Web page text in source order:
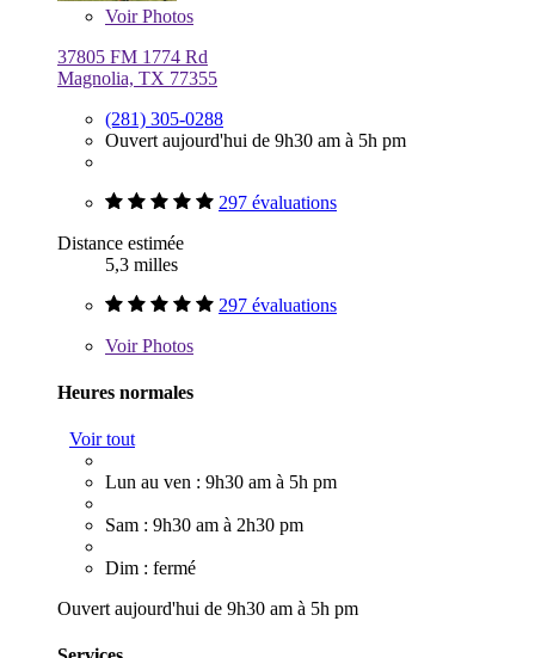
VoirPhotos
37805 FM 1774 Rd
Magnolia, TX 77355
(281) 305-0288
Ouvert aujourd'hui de 9h30 am à 5h pm
297 évaluations
Distance estimée
5,3 milles
297 évaluations
VoirPhotos
Heures normales
Voir tout
Lun au ven : 9h30 am à 5h pm
Sam : 9h30 am à 2h30 pm
Dim : fermé
Ouvert aujourd'hui de 9h30 am à 5h pm